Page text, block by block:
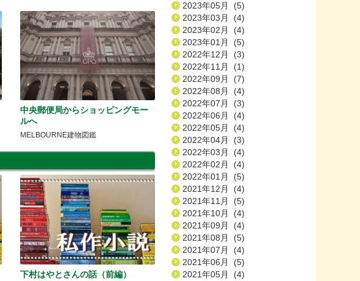
中央郵便局からショッピングモー
ルへ
MELBOURNE建物図鑑
下村はやとさんの話（前編）
2023年05月 (5)
2023年03月 (4)
2023年02月 (4)
2023年01月 (5)
2022年12月 (3)
2022年11月 (1)
2022年09月 (7)
2022年08月 (4)
2022年07月 (3)
2022年06月 (4)
2022年05月 (4)
2022年04月 (3)
2022年03月 (4)
2022年02月 (4)
2022年01月 (5)
2021年12月 (4)
2021年11月 (5)
2021年10月 (4)
2021年09月 (4)
2021年08月 (5)
2021年07月 (4)
2021年06月 (5)
2021年05月 (4)